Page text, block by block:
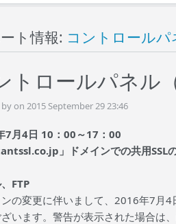
ト情報: コントロール
トロールパネル
on 2015 September 29 23:46
7月4日 10：00～17：00
」ドメインでの共用SSL
FTP
ンの変更に伴いまして、2016年7月
います。警告が表示された場合は